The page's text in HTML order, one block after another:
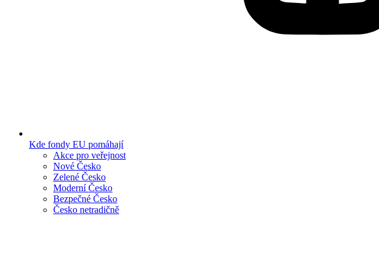
Kde fondy EU pomáhají
Akce pro veřejnost
Nové Česko
Zelené Česko
Moderní Česko
Bezpečné Česko
Česko netradičně